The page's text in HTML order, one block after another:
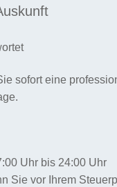
sofort eine
Uhr bis 24:00 Uhr
Sie vor Ihrem